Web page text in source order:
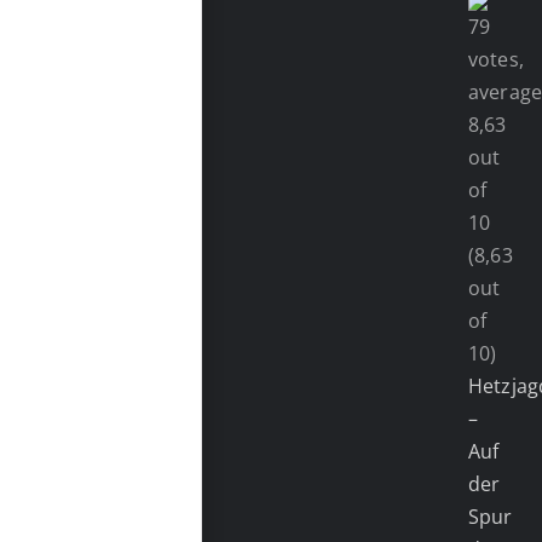
(8,63
out
of
10)
–
Auf
der
Spur